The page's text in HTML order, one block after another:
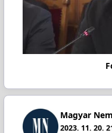
Magyar
2023. 11. 20.